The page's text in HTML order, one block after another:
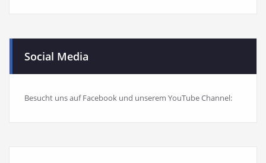
Social Media
Besucht uns auf Facebook und unserem YouTube Channel: